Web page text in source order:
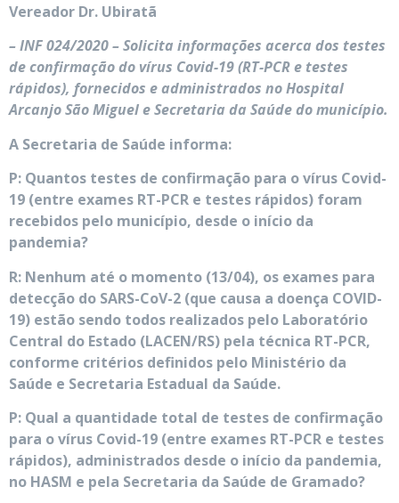
Vereador Dr. Ubiratã
– INF 024/2020 – Solicita informações acerca dos testes
de confirmação do vírus Covid-19 (RT-PCR e testes
rápidos), fornecidos e administrados no Hospital
Arcanjo São Miguel e Secretaria da Saúde do município.
A Secretaria de Saúde informa:
P: Quantos testes de confirmação para o vírus Covid-
19 (entre exames RT-PCR e testes rápidos) foram
recebidos pelo município, desde o início da
pandemia?
R: Nenhum até o momento (13/04), os exames para
detecção do SARS-CoV-2 (que causa a doença COVID-
19) estão sendo todos realizados pelo Laboratório
Central do Estado (LACEN/RS) pela técnica RT-PCR,
conforme critérios definidos pelo Ministério da
Saúde e Secretaria Estadual da Saúde.
P: Qual a quantidade total de testes de confirmação
para o vírus Covid-19 (entre exames RT-PCR e testes
rápidos), administrados desde o início da pandemia,
no HASM e pela Secretaria da Saúde de Gramado?